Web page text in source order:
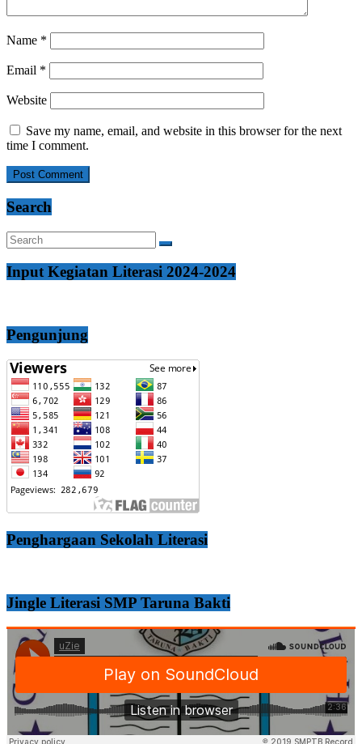
Name *
Email *
Website
Save my name, email, and website in this browser for the next
time I comment.
Search
Input Kegiatan Literasi 2024-2024
Pengunjung
Penghargaan Sekolah Literasi
Jingle Literasi SMP Taruna Bakti